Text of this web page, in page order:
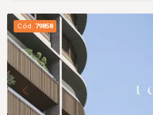
Cód. 79858